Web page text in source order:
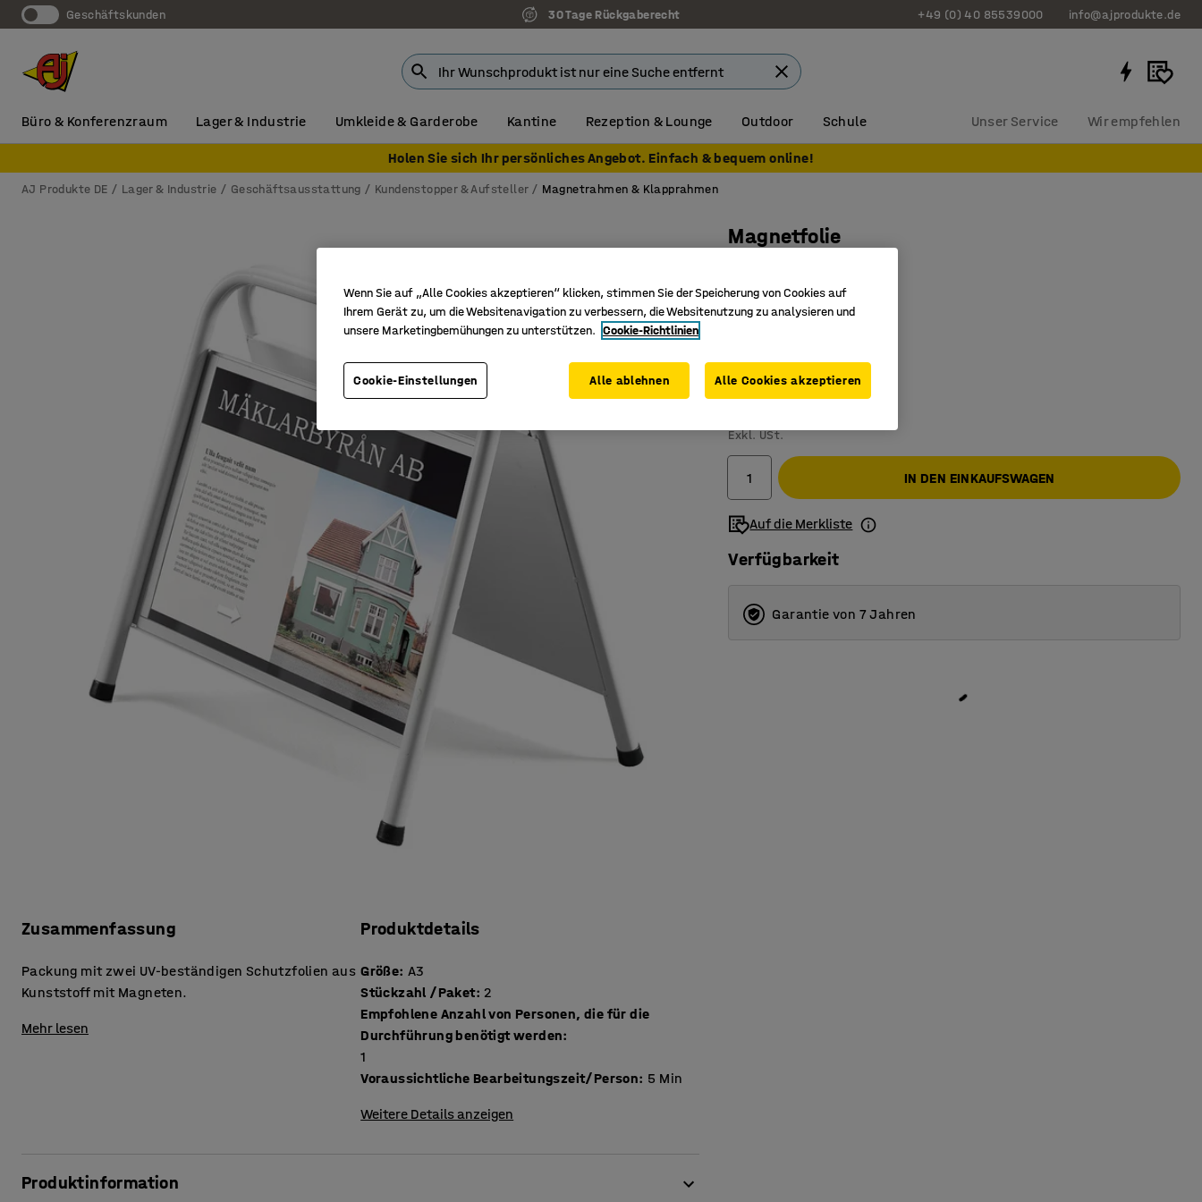
Geschäftskunden 30 Tage Rückgaberecht +49 (0) 40 85539000 info@ajprodukte.de
Büro & Konferenzraum Lager & Industrie Umkleide & Garderobe Kantine Rezeption & Lounge Outdoor Schule Unser Service Wir empfehlen
Holen Sie sich Ihr persönliches Angebot. Einfach & bequem online!
AJ Produkte DE Lager & Industrie Geschäftsausstattung Kundenstopper & Aufsteller Magnetrahmen & Klapprahmen
Zusammenfassung
Packung mit zwei UV-beständigen Schutzfolien aus
Kunststoff mit Magneten.
Mehr lesen
Produktdetails
Größe: A3
Stückzahl /Paket: 2
Empfohlene Anzahl von Personen, die für die
Durchführung benötigt werden:
1
Voraussichtliche Bearbeitungszeit/Person: 5 Min
Weitere Details anzeigen
Produktinformation
Magnetfolie
Art. Nr.:258316
DIN A3-Format
Exkl. USt.
IN DEN EINKAUFSWAGEN
Auf die Merkliste
Verfügbarkeit
Garantie von 7 Jahren
Wenn Sie auf „Alle Cookies akzeptieren“ klicken, stimmen Sie der Speicherung von Cookies auf
Ihrem Gerät zu, um die Websitenavigation zu verbessern, die Websitenutzung zu analysieren und
unsere Marketingbemühungen zu unterstützen. Cookie-Richtlinien
Cookie-Einstellungen Alle ablehnen Alle Cookies akzeptieren